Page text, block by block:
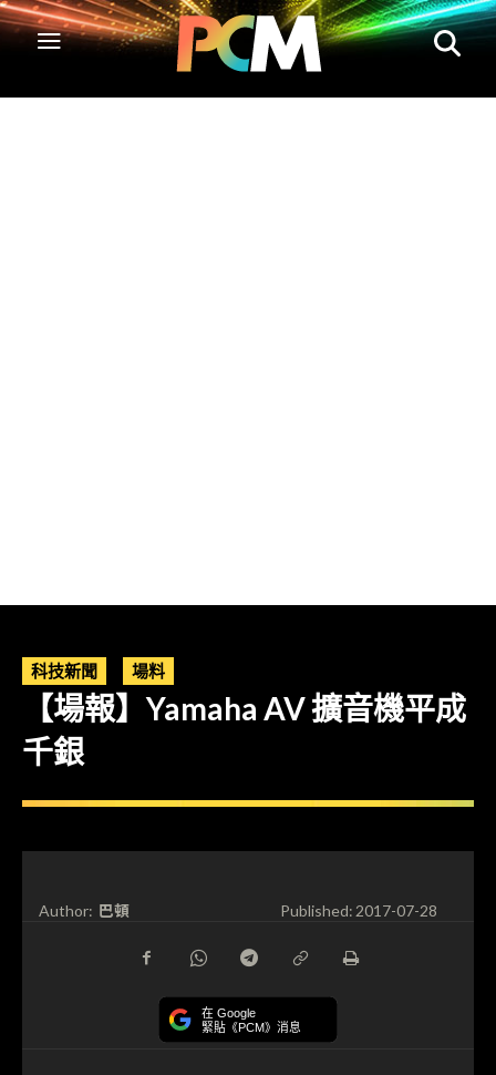
科技新聞 場料
【場報】Yamaha AV 擴音機平成
千銀
Author: 巴頓 Published:2017-07-28
在 Google
緊貼《PCM》消息